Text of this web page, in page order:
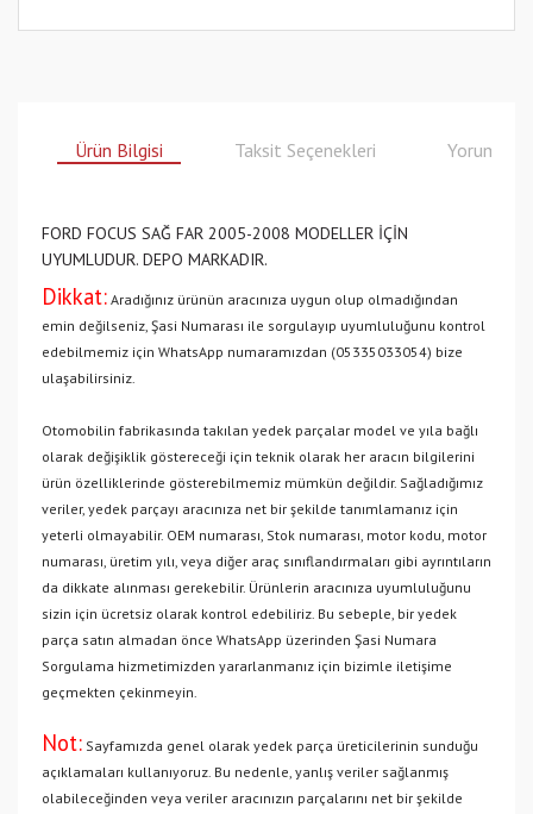
Ürün Bilgisi Taksit Seçenekleri Yorumlar
FORD FOCUS SAĞ FAR 2005-2008 MODELLER İÇİN
UYUMLUDUR. DEPO MARKADIR.
Dikkat: Aradığınız ürünün aracınıza uygun olup olmadığından
emin değilseniz, Şasi Numarası ile sorgulayıp uyumluluğunu kontrol
edebilmemiz için WhatsApp numaramızdan (05335033054) bize
ulaşabilirsiniz.
Otomobilin fabrikasında takılan yedek parçalar model ve yıla bağlı
olarak değişiklik göstereceği için teknik olarak her aracın bilgilerini
ürün özelliklerinde gösterebilmemiz mümkün değildir. Sağladığımız
veriler, yedek parçayı aracınıza net bir şekilde tanımlamanız için
yeterli olmayabilir. OEM numarası, Stok numarası, motor kodu, motor
numarası, üretim yılı, veya diğer araç sınıflandırmaları gibi ayrıntıların
da dikkate alınması gerekebilir. Ürünlerin aracınıza uyumluluğunu
sizin için ücretsiz olarak kontrol edebiliriz. Bu sebeple, bir yedek
parça satın almadan önce WhatsApp üzerinden Şasi Numara
Sorgulama hizmetimizden yararlanmanız için bizimle iletişime
geçmekten çekinmeyin.
Not: Sayfamızda genel olarak yedek parça üreticilerinin sunduğu
açıklamaları kullanıyoruz. Bu nedenle, yanlış veriler sağlanmış
olabileceğinden veya veriler aracınızın parçalarını net bir şekilde